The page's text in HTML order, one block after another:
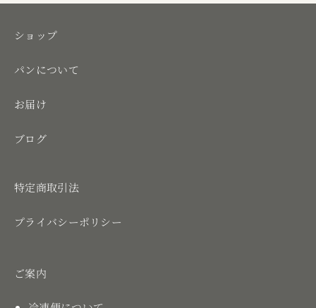
ショップ
パンについて
お届け
ブログ
特定商取引法
プライバシーポリシー
ご案内